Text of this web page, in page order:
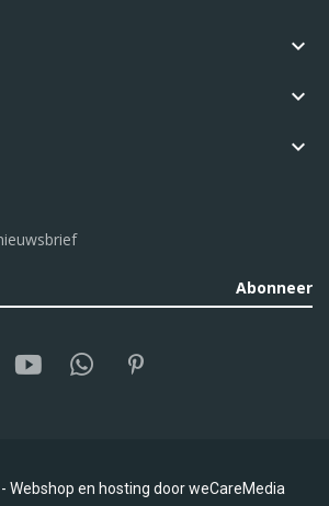



Abonneer
Webshop en hosting doorweCareMedia